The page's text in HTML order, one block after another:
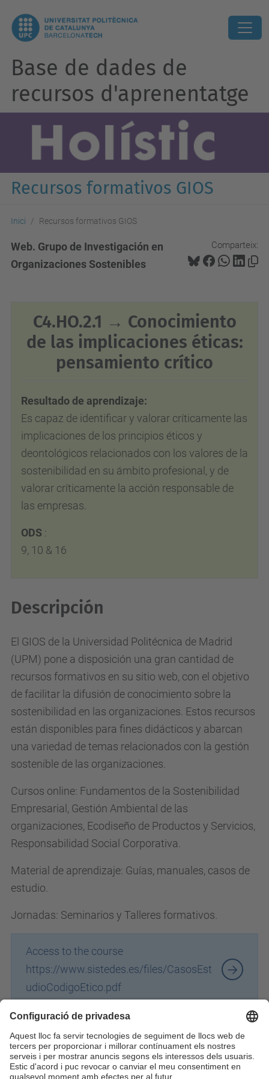
Base de dades de
recursos d'aprenentatge
Recursos formativos GIOS
Inici Recursos formativos GIOS
Comparteix:
Web. Grupo de Investigación en
Organizaciones Sostenibles
C4.HO.2.1 → Conocimiento
de las implicaciones éticas:
pensamiento crítico
Resultado de aprendizaje:
Es capaz de identificar y valorar críticamente las
implicaciones de los principios éticos y
deontológicos relacionados con los valores de la
sostenibilidad en su ámbito profesional, y de
valorar críticamente la acción responsable de
las empresas.
ODS :
9, 10 & 16
Descripción
El GIOS de la Universidad Politécnica de Madrid
(UPM) pone a disposición una gran cantidad de
recursos formativos en su sitio web, con el objetivo
de facilitar la difusión de conocimiento sobre la
sostenibilidad en las organizaciones. Estos recursos
están disponibles para fines didácticos y abarcan
una variedad de temas relacionados con la gestión
sostenible de las organizaciones.
Cursos online: Fundamentos de la Sostenibilidad
Empresarial, Gestión Ambiental de las
organizaciones, Ecodiseño de Productos y Servicios,
Responsabilidad Social Corporativa.
Material de aprendizaje: Guías, manuales, casos de
estudio.
Jornadas: Seminarios y Talleres formativos.
Access to the course
https://www.sistedes.es/files/CasosEst
udioCodigoEtico.pdf
Identifiqueu-vos per a afegir comentaris